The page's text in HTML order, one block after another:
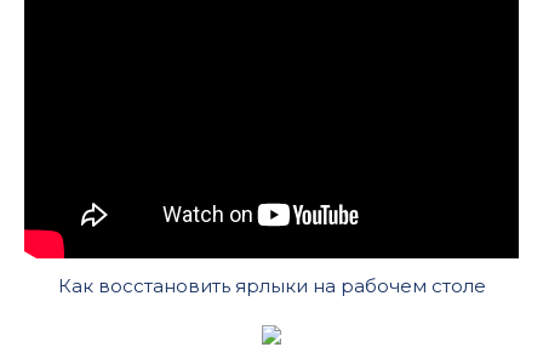
Как восстановить ярлыки на рабочем столе